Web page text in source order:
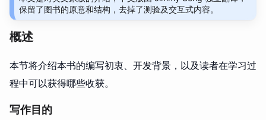
保留了图书的原意和结构，去掉了测验及交互式内容。
概述
本节将介绍本书的编写初衷、开发背景，以及读者在学习过
程中可以获得哪些收获。
写作目的